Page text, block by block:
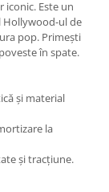
iconic. Este un
Hollywood-ul de
pop. Primești
în spate.
și material
la
și tracțiune.